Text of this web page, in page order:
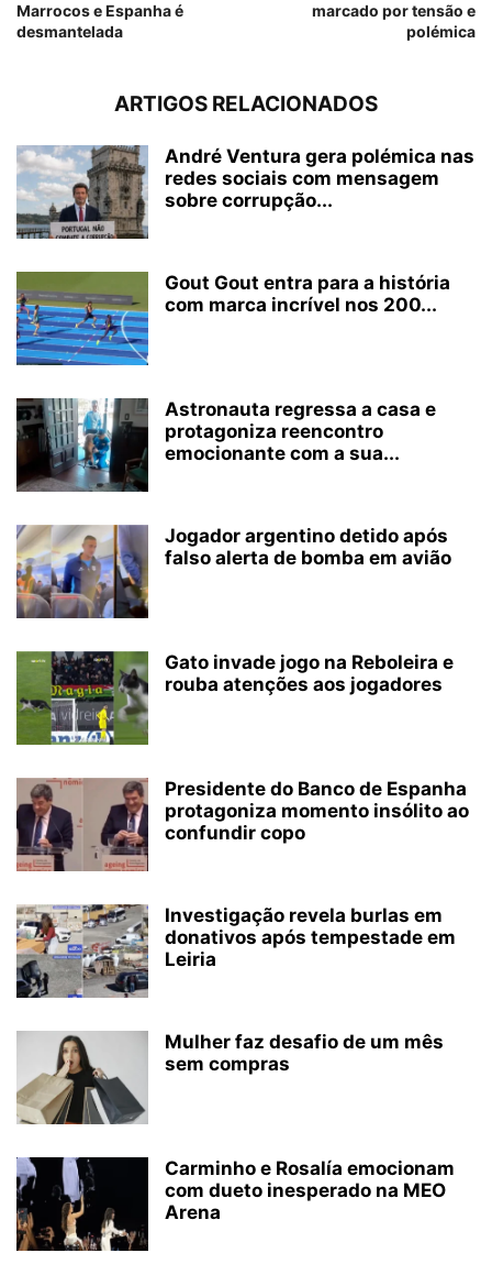
Marrocos e Espanha é
desmantelada
marcado por tensão e
polémica
ARTIGOS RELACIONADOS
André Ventura gera polémica nas
redes sociais com mensagem
sobre corrupção...
Gout Gout entra para a história
com marca incrível nos 200...
Astronauta regressa a casa e
protagoniza reencontro
emocionante com a sua...
Jogador argentino detido após
falso alerta de bomba em avião
Gato invade jogo na Reboleira e
rouba atenções aos jogadores
Presidente do Banco de Espanha
protagoniza momento insólito ao
confundir copo
Investigação revela burlas em
donativos após tempestade em
Leiria
Mulher faz desafio de um mês
sem compras
Carminho e Rosalía emocionam
com dueto inesperado na MEO
Arena